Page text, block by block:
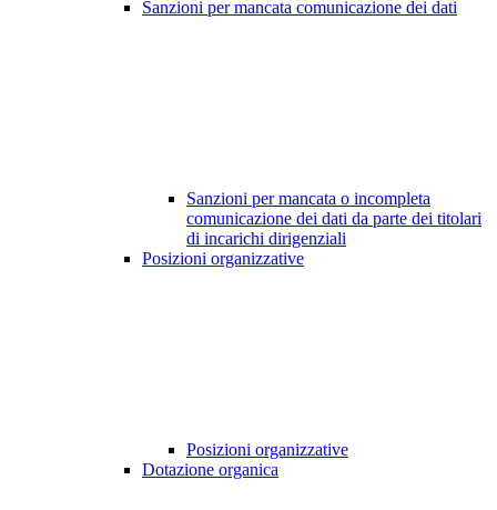
Sanzioni per mancata comunicazione dei dati
Sanzioni per mancata o incompleta
comunicazione dei dati da parte dei titolari
di incarichi dirigenziali
Posizioni organizzative
Posizioni organizzative
Dotazione organica